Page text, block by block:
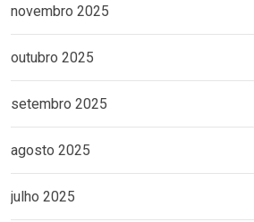
novembro 2025
outubro 2025
setembro 2025
agosto 2025
julho 2025